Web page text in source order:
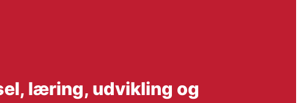
læring, udvikling og